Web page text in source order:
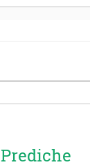
Prediche